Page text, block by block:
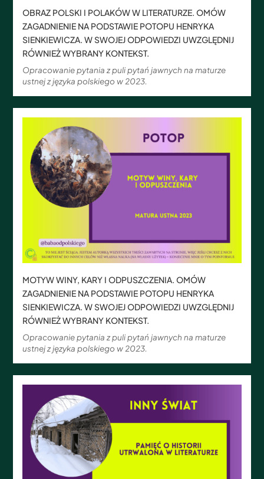
OBRAZ POLSKI I POLAKÓW W LITERATURZE. OMÓW
ZAGADNIENIE NA PODSTAWIE POTOPU HENRYKA
SIENKIEWICZA. W SWOJEJ ODPOWIEDZI UWZGLĘDNIJ
RÓWNIEŻ WYBRANY KONTEKST.
Opracowanie pytania z puli pytań jawnych na maturze
ustnej z języka polskiego w 2023.
MOTYW WINY, KARY I ODPUSZCZENIA. OMÓW
ZAGADNIENIE NA PODSTAWIE POTOPU HENRYKA
SIENKIEWICZA. W SWOJEJ ODPOWIEDZI UWZGLĘDNIJ
RÓWNIEŻ WYBRANY KONTEKST.
Opracowanie pytania z puli pytań jawnych na maturze
ustnej z języka polskiego w 2023.